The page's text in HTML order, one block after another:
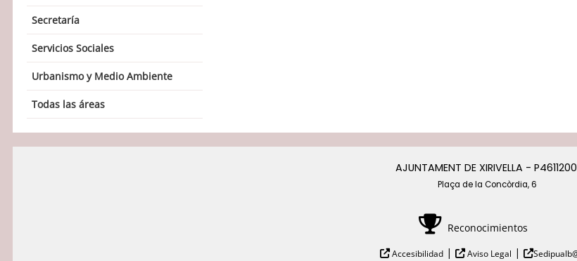
Secretaría
Servicios Sociales
Urbanismo y Medio Ambiente
Todas las áreas
AJUNTAMENT DE XIRIVELLA -
Plaça de la Concòrdia, 6
Reconocimientos
Accesibilidad | Aviso Legal |